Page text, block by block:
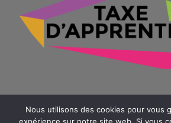
Nous utilisons des cookies pour vous